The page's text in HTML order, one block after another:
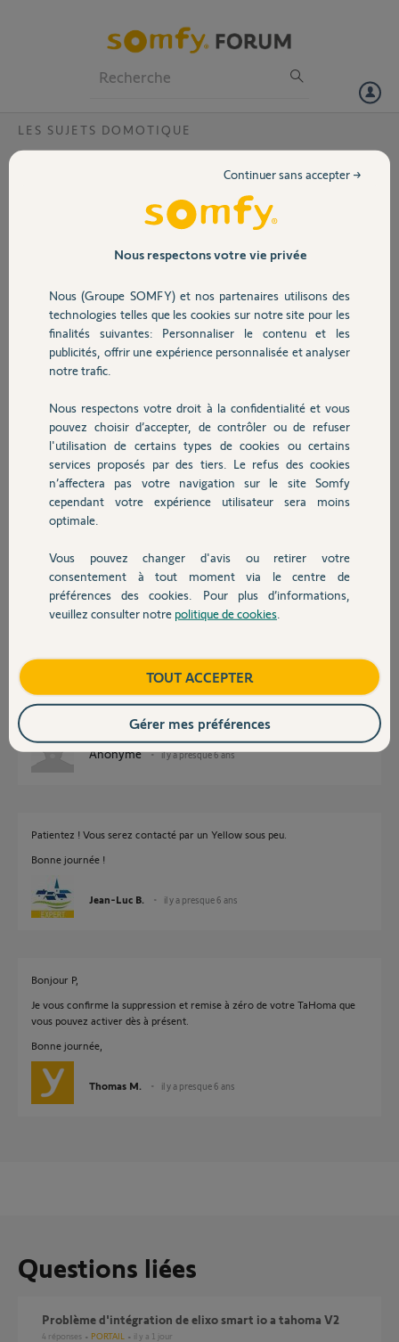
Volet
Sécurité
Domotique
Chauffage
Autres produits
Devis avec un pro
Contact
LES SUJETS DOMOTIQUE
J'ai acheté une Tahoma d'occasion, mais je ne peux pas la valider, elle
l'est déjà. Comment procéder à la désactivation ???
Anonyme
il y a presque 6 ans
Participer au fil de discussion
Réponses
Bonjour
L'ancien propriétaire a t'il rempli la demande de désactivation ?
https://www.somfy.fr/assistance/produits/domotique/desact...
du Tahoma.
Bonne journée !
Jean-Luc B. il y a presque 6 ans
Merci de votre réponse. Le PIN de ma Tahoma est 1205-3973-6268.
Anonyme il y a presque 6 ans
Patientez ! Vous serez contacté par un Yellow sous peu.
Bonne journée !
Jean-Luc B. il y a presque 6 ans
Bonjour P,
Je vous confirme la suppression et remise à zéro de votre TaHoma que
vous pouvez activer dès à présent.
Bonne journée,
Thomas M. il y a presque 6 ans
Questions liées
Problème d'intégration de elixo smart io a tahoma V2
4 réponses PORTAIL il y a 1 jour
Nous respectons votre vie privée
Nous (Groupe SOMFY) et nos partenaires utilisons des
technologies telles que les cookies sur notre site pour les
finalités suivantes: Personnaliser le contenu et les
publicités, offrir une expérience personnalisée et analyser
notre trafic.
Nous respectons votre droit à la confidentialité et vous
pouvez choisir d’accepter, de contrôler ou de refuser
l'utilisation de certains types de cookies ou certains
services proposés par des tiers. Le refus des cookies
n’affectera pas votre navigation sur le site Somfy
cependant votre expérience utilisateur sera moins
optimale.
Vous pouvez changer d'avis ou retirer votre
consentement à tout moment via le centre de
préférences des cookies. Pour plus d’informations,
veuillez consulter notre politique de cookies
Continuer sans accepter →
TOUT ACCEPTER
Gérer mes préférences